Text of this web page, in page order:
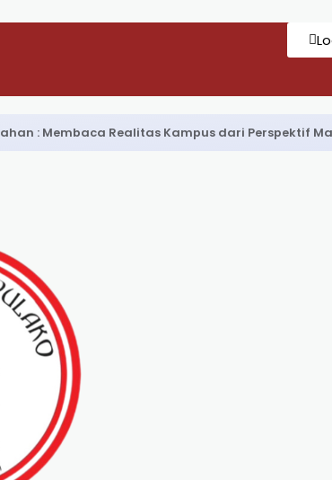
: Membaca Realitas Kampus dari Perspektif